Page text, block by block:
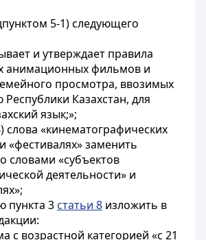
5-1) следующего
и утверждает правила
анимационных фильмов и
просмотра, ввозимых
Казахстан, для
язык;»;
слова «кинематографических
«фестивалях» заменить
словами «субъектов
деятельности» и
пункта 3 статьи 8 изложить в
с возрастной категорией «с 21